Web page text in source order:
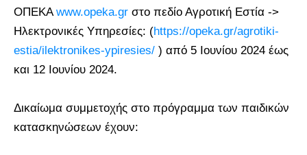
ΟΠΕΚΑwww.opeka.gr στο πεδίο Αγροτική Εστία ->
Ηλεκτρονικές Υπηρεσίες: (https://opeka.gr/agrotiki-
estia/ilektronikes-ypiresies/ ) από 5 Ιουνίου 2024 έως
και 12 Ιουνίου 2024.
Δικαίωμα συμμετοχής στο πρόγραμμα των παιδικών
κατασκηνώσεων έχουν: